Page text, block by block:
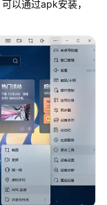
以通过apk安装，